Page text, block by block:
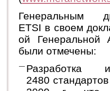
Генеральным
ETSI в своем
ой Генеральной
были отмечены:
Разработка
2480